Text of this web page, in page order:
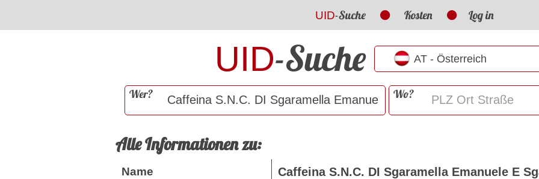
UID-Suche Kosten Log in
UID-Suche
Wer? Wo?
Alle Informationen zu:
Name Caffeina S.N.C. DI Sgaramella Emanuele E